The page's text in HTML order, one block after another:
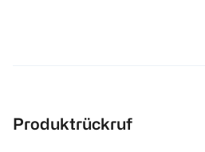
Produktrückruf